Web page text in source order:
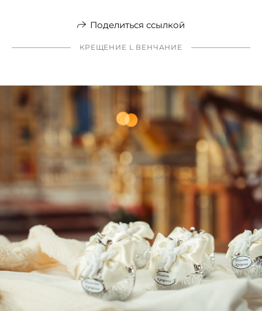
Поделиться ссылкой
КРЕЩЕНИЕ L ВЕНЧАНИЕ